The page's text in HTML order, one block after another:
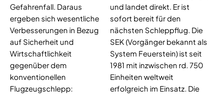
Gefahrenfall. Daraus
ergeben sich wesentliche
Verbesserungen in Bezug
auf Sicherheit und
Wirtschaftlichkeit
gegenüber dem
konventionellen
Flugzeugschlepp:
und landet direkt. Er ist
sofort bereit für den
nächsten Schleppflug. Die
SEK (Vorgänger bekannt als
System Feuerstein) ist seit
1981 mit inzwischen rd. 750
Einheiten weltweit
erfolgreich im Einsatz. Die